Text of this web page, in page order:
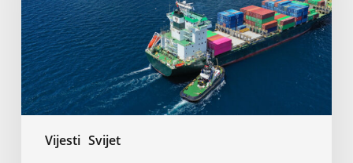
Vijesti Svijet
novogradnje